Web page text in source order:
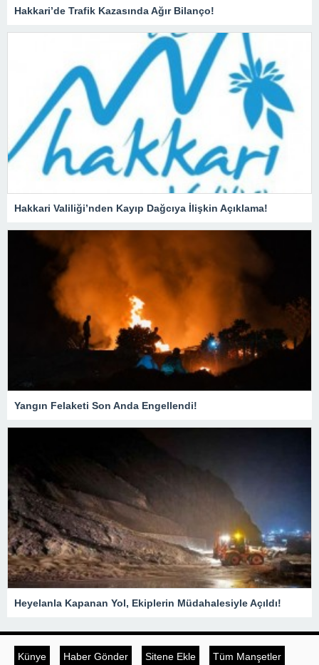
Hakkari’de Trafik Kazasında Ağır Bilanço!
Hakkari Valiliği’nden Kayıp Dağcıya İlişkin Açıklama!
Yangın Felaketi Son Anda Engellendi!
Heyelanla Kapanan Yol, Ekiplerin Müdahalesiyle Açıldı!
Künye Haber Gönder Sitene Ekle Tüm Manşetler